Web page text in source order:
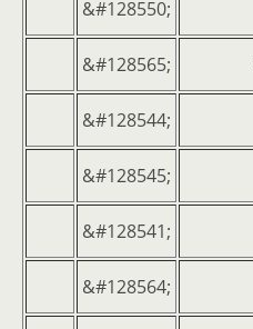
&#128550;
&#128565;
&#128544;
&#128545;
&#128541;
&#128564;